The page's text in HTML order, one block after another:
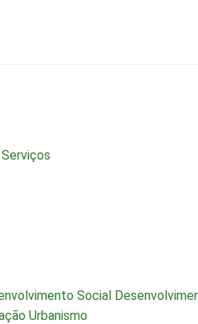
Social
Urbanismo